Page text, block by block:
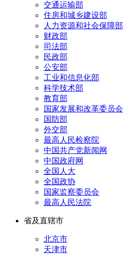
交通运输部
住房和城乡建设部
人力资源和社会保障部
财政部
司法部
民政部
公安部
工业和信息化部
科学技术部
教育部
国家发展和改革委员会
国防部
外交部
最高人民检察院
中国共产党新闻网
中国政府网
全国人大
全国政协
国家监察委员会
最高人民法院
省及直辖市
北京市
天津市